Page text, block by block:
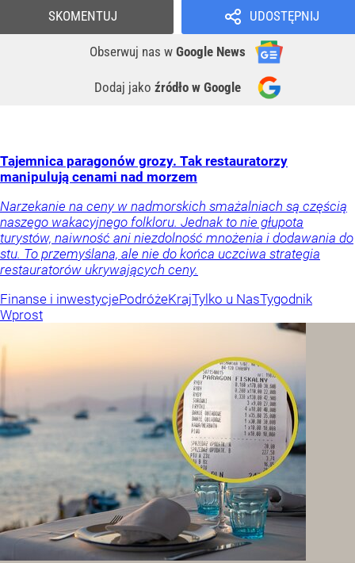
UDOSTĘPNIJ
Obserwuj nas w Google News
Dodaj jako źródło w Google
SKOMENTUJ
Tajemnica paragonów grozy. Tak restauratorzy
manipulują cenami nad morzem
Narzekanie na ceny w nadmorskich smażalniach są częścią
naszego wakacyjnego folkloru. Jednak to nie głupota
turystów, naiwność ani niezdolność mnożenia i dodawania do
stu. To przemyślana, ale nie do końca uczciwa strategia
restauratorów ukrywających ceny.
Finanse i inwestycjePodróżeKrajTylko u NasTygodnik
Wprost